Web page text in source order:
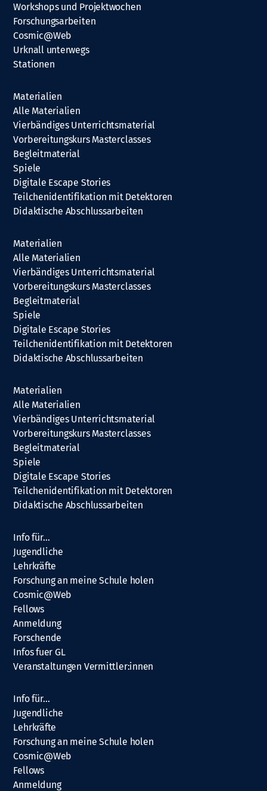
Workshops und Projektwochen
Forschungsarbeiten
Cosmic@Web
Urknall unterwegs
Stationen
Materialien
Alle Materialien
Vierbändiges Unterrichtsmaterial
Vorbereitungskurs Masterclasses
Begleitmaterial
Spiele
Digitale Escape Stories
Teilchenidentifikation mit Detektoren
Didaktische Abschlussarbeiten
Materialien
Alle Materialien
Vierbändiges Unterrichtsmaterial
Vorbereitungskurs Masterclasses
Begleitmaterial
Spiele
Digitale Escape Stories
Teilchenidentifikation mit Detektoren
Didaktische Abschlussarbeiten
Materialien
Alle Materialien
Vierbändiges Unterrichtsmaterial
Vorbereitungskurs Masterclasses
Begleitmaterial
Spiele
Digitale Escape Stories
Teilchenidentifikation mit Detektoren
Didaktische Abschlussarbeiten
Info für…
Jugendliche
Lehrkräfte
Forschung an meine Schule holen
Cosmic@Web
Fellows
Anmeldung
Forschende
Infos fuer GL
Veranstaltungen Vermittler:innen
Info für…
Jugendliche
Lehrkräfte
Forschung an meine Schule holen
Cosmic@Web
Fellows
Anmeldung